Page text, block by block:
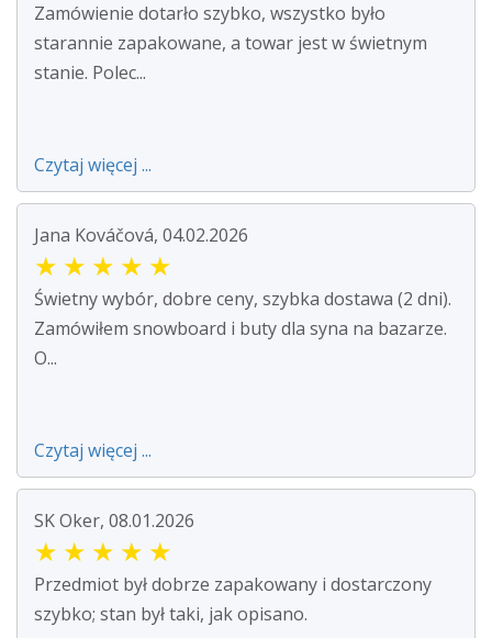
Zamówienie dotarło szybko, wszystko było
starannie zapakowane, a towar jest w świetnym
stanie. Polec...
Czytaj więcej ...
Jana Kováčová, 04.02.2026
★ ★ ★ ★ ★
Świetny wybór, dobre ceny, szybka dostawa (2 dni).
Zamówiłem snowboard i buty dla syna na bazarze.
O...
Czytaj więcej ...
SK Oker, 08.01.2026
★ ★ ★ ★ ★
Przedmiot był dobrze zapakowany i dostarczony
szybko; stan był taki, jak opisano.